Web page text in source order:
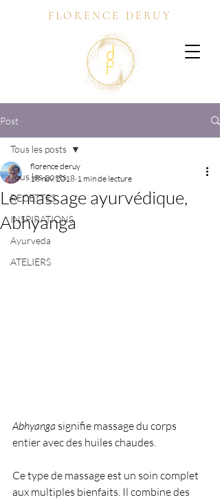
FLORENCE DERUY
Post
Tous les posts
RECETTES
INSPIRATIONS
Ayurveda
ATELIERS
Tous les posts
Le massage ayurvédique,
Abhyanga
florence deruy
18 nov. 2018 1 min de lecture
Abhyanga signifie massage du corps
entier avec des huiles chaudes.
Ce type de massage est un soin complet
aux multiples bienfaits. Il combine des